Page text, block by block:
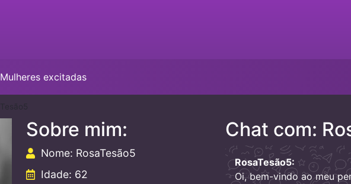
Mulheres excitadas
Sobre mim:
Nome: RosaTesão5
Idade: 62
Chat com:
RosaTesão5:
Oi, bem-vindo ao meu